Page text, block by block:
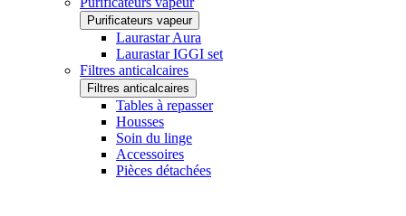
Purificateurs vapeur
Laurastar Aura
Laurastar IGGI set
Filtres anticalcaires
Filtres anticalcaires
Tables à repasser
Housses
Soin du linge
Accessoires
Pièces détachées